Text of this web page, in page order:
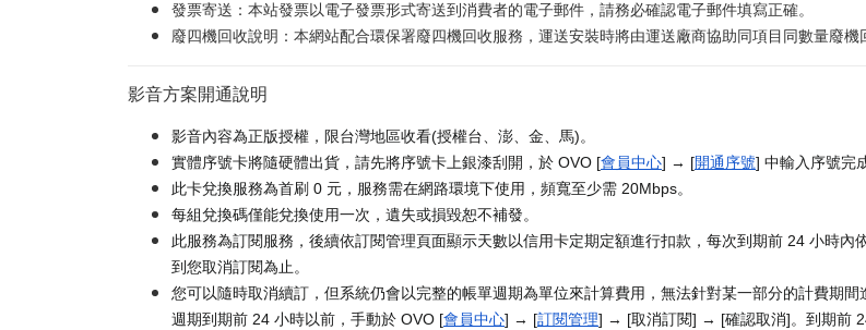
發票寄送：本站發票以電子發票形式寄送到消費者的電子郵件，請務必確認電子郵件填寫正確。
廢四機回收說明：本網站配合環保署廢四機回收服務，運送安裝時將由運送廠商協助同項目同數量廢機
影音方案開通說明
影音內容為正版授權，限台灣地區收看(授權台、澎、金、馬)。
實體序號卡將隨硬體出貨，請先將序號卡上銀漆刮開，於 OVO [會員中心] → [開通序號] 中輸入序號完
此卡兌換服務為首刷 0 元，服務需在網路環境下使用，頻寬至少需 20Mbps。
每組兌換碼僅能兌換使用一次，遺失或損毀恕不補發。
此服務為訂閱服務，後續依訂閱管理頁面顯示天數以信用卡定期定額進行扣款，每次到期前 24 小時
到您取消訂閱為止。
您可以隨時取消續訂，但系統仍會以完整的帳單週期為單位來計算費用，無法針對某一部分的計費期
週期到期前 24 小時以前，手動於 OVO [會員中心] → [訂閱管理] → [取消訂閱] → [確認取消]。到期前